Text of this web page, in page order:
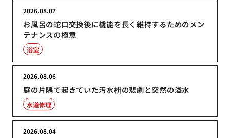
お風呂の蛇口交換後に機能を長く維持するためのメン
テナンスの極意
2026.08.07
浴室
庭の片隅で起きていた汚水枡の悲劇と突然の溢水
2026.08.06
水道修理
2026.08.04